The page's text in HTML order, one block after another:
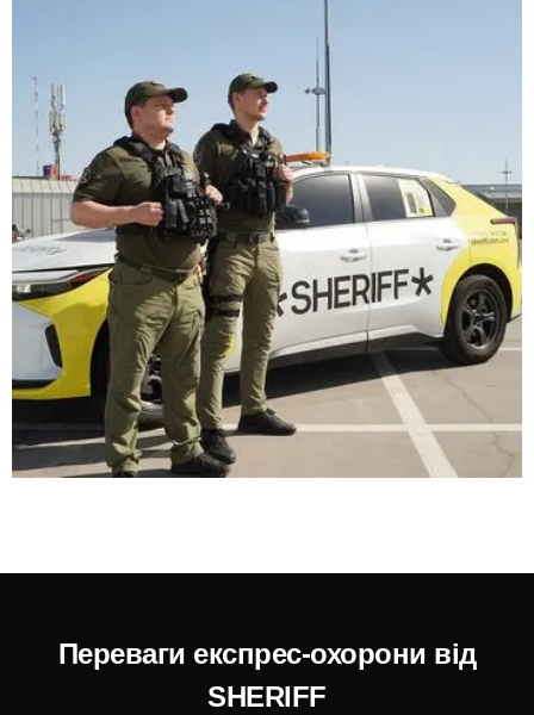
Переваги експрес-охорони від
SHERIFF